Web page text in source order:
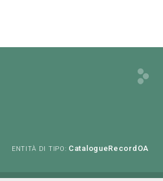
ENTITÀ DI TIPO: CatalogueRecordOA